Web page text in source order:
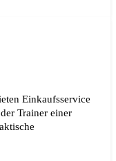
Einkaufsservice
Trainer einer